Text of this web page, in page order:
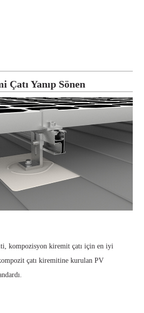
Çatı Yanıp Sönen
kompozisyon kiremit çatı için en iyi
çatı kiremitine kurulan PV